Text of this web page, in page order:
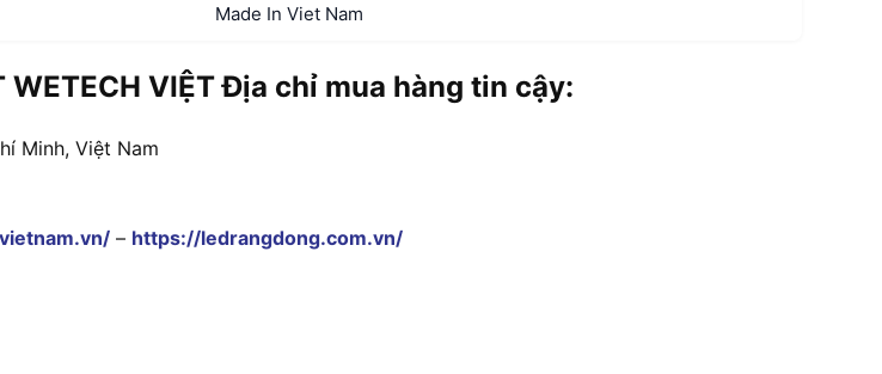
Made In Viet Nam
WETECH VIỆT Địa chỉ mua hàng tin cậy:
Minh, Việt Nam
– https://ledrangdong.com.vn/